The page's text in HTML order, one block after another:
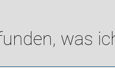
was